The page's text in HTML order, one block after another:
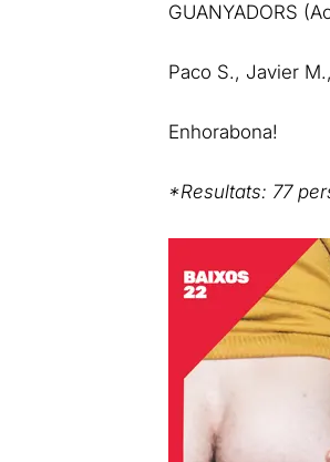
GUANYADORS
Paco S., Javier
Enhorabona!
*Resultats: 77